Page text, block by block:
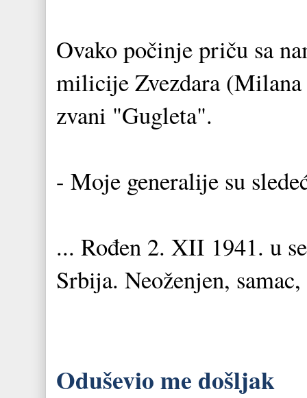
Ovako počinje priču sa
milicije Zvezdara
zvani "Gugleta".
- Moje generalije su
... Rođen 2. XII 1941. u
Srbija. Neoženjen,
Oduševio me došljak